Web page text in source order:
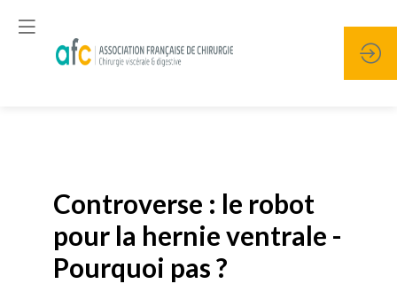
Controverse : le robot
pour la hernie ventrale -
Pourquoi pas ?